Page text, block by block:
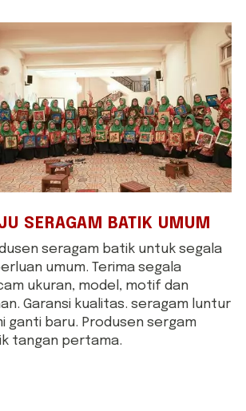
SERAGAM BATIK UMUM
seragam batik untuk segala
umum. Terima segala
ukuran, model, motif dan
Garansi kualitas. seragam luntur
ganti baru. Produsen sergam
tangan pertama.